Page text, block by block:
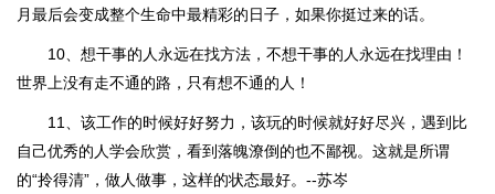
月最后会变成整个生命中最精彩的日子，如果你挺过来的话。
10、想干事的人永远在找方法，不想干事的人永远在找理由！
世界上没有走不通的路，只有想不通的人！
11、该工作的时候好好努力，该玩的时候就好好尽兴，遇到比
自己优秀的人学会欣赏，看到落魄潦倒的也不鄙视。这就是所谓
的“拎得清”，做人做事，这样的状态最好。--苏岑